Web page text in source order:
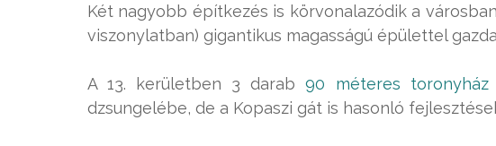
Két nagyobb építkezés is körvonalazódik a
viszonylatban) gigantikus magasságú épülettel
A 13. kerületben 3 darab90 méteres toronyház
dzsungelébe, de a Kopaszi gát is hasonló